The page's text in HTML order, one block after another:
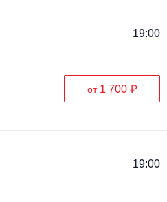
19:00
от 1 700 ₽
19:00